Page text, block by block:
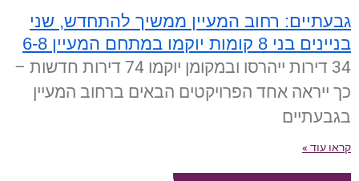
גבעתיים: רחוב המעיין ממשיך להתחדש, שני
בניינים בני 8 קומות יוקמו במתחם המעיין 6-8
34 דירות ייהרסו ובמקומן יוקמו 74 דירות חדשות –
כך ייראה אחד הפרויקטים הבאים ברחוב המעיין
בגבעתיים
קראו עוד »